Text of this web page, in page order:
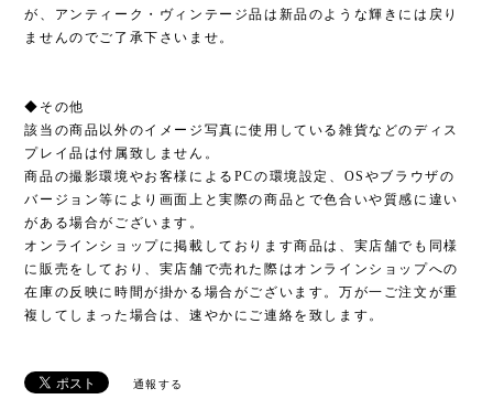
が、アンティーク・ヴィンテージ品は新品のような輝きには戻り
ませんのでご了承下さいませ。
◆その他
該当の商品以外のイメージ写真に使用している雑貨などのディス
プレイ品は付属致しません。
商品の撮影環境やお客様によるPCの環境設定、OSやブラウザの
バージョン等により画面上と実際の商品とで色合いや質感に違い
がある場合がございます。
オンラインショップに掲載しております商品は、実店舗でも同様
に販売をしており、実店舗で売れた際はオンラインショップへの
在庫の反映に時間が掛かる場合がございます。万が一ご注文が重
複してしまった場合は、速やかにご連絡を致します。
通報する